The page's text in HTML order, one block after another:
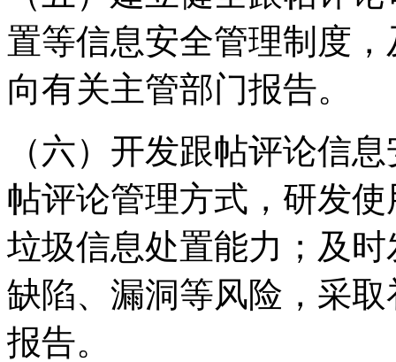
置等信息安全管理制度
向有关主管部门报告。
（六）开发跟帖评论信
帖评论管理方式，研发
垃圾信息处置能力；及
缺陷、漏洞等风险，采
报告。